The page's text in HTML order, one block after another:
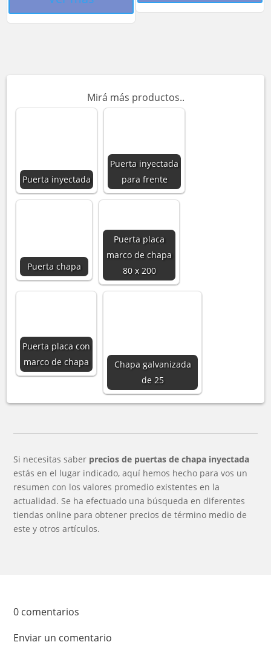
Mirá más productos..
Puerta inyectada
Puerta inyectada
para frente
Puerta chapa
Puerta placa
marco de chapa
80 x 200
Puerta placa con
marco de chapa
Chapa galvanizada
de 25
Si necesitas saber precios de puertas de chapa inyectada
estás en el lugar indicado, aquí hemos hecho para vos un
resumen con los valores promedio existentes en la
actualidad. Se ha efectuado una búsqueda en diferentes
tiendas online para obtener precios de término medio de
este y otros artículos.
0 comentarios
Enviar un comentario